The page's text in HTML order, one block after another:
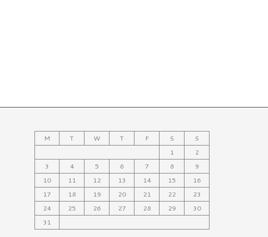
M T W T F S
S
1
2
3
4 5 6 7 8
9
10
11 12 13 14 15
16
17
18 19 20 21 22
23
24
25 26 27 28 29
30
31